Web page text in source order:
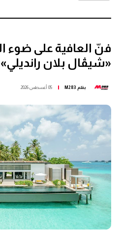
فنّ العافية على ضوء
«شيڤال بلان رانديلي»
بقلم M283 05 أغسطس 2026